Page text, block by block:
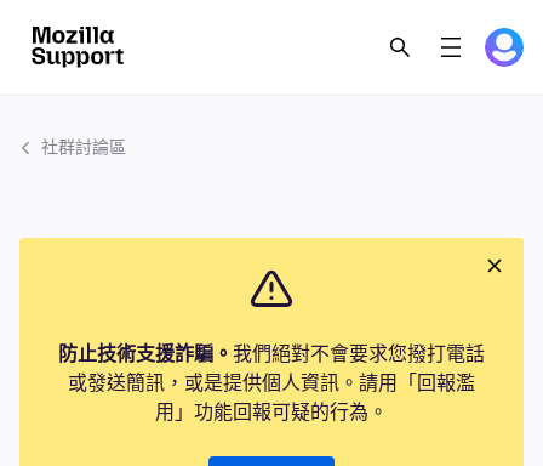
社群討論區
防止技術支援詐騙。 我們絕對不會要求您撥打電話
或發送簡訊，或是提供個人資訊。請用「回報濫
用」功能回報可疑的行為。